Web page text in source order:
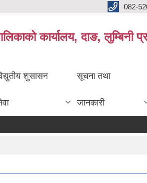
082-
कार्यालय, दाङ, लुम्बिनी
शुसासन सूचना तथा
जानकारी